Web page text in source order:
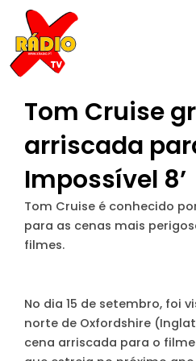
content
Tom Cruise
arriscada
Impossível 8’
Tom Cruise é conhecido
para as cenas mais
filmes.
No dia 15 de setembro, foi
norte de Oxfordshire
cena arriscada para o filme